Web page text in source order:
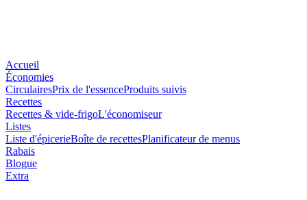
Accueil
Économies
CirculairesPrix de l'essenceProduits suivis
Recettes
Recettes & vide-frigoL'économiseur
Listes
Liste d'épicerieBoîte de recettesPlanificateur de menus
Rabais
Blogue
Extra